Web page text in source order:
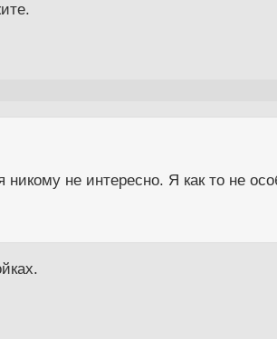
никому не интересно. Я как то не